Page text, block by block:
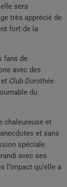
sera
très apprécié de
fort de la
fans de
avec des
et Club Dorothée.
du
chaleureuse et
et sans
spéciale
avec ses
l’impact qu’elle a